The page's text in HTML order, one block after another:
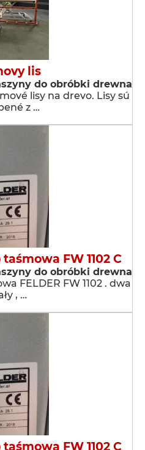
lis
do obróbki drewna
lisy na drevo. Lisy sú
z …
FW 1102 C
do obróbki drewna
FELDER FW 1102 . dwa
, …
FW 1102 C